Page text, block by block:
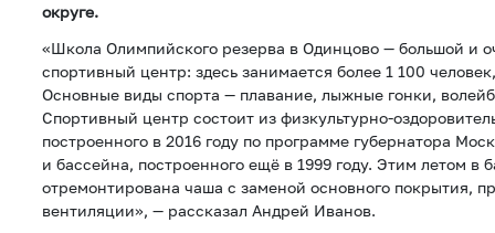
округе.
«Школа Олимпийского резерва в Одинцово — большой и
спортивный центр: здесь занимается более 1 100
Основные виды спорта — плавание, лыжные гонки,
Спортивный центр состоит из физкультурно-
построенного в 2016 году по программе губернатора
и бассейна, построенного ещё в 1999 году. Этим летом в
отремонтирована чаша с заменой основного покрытия,
вентиляции», — рассказал Андрей Иванов.